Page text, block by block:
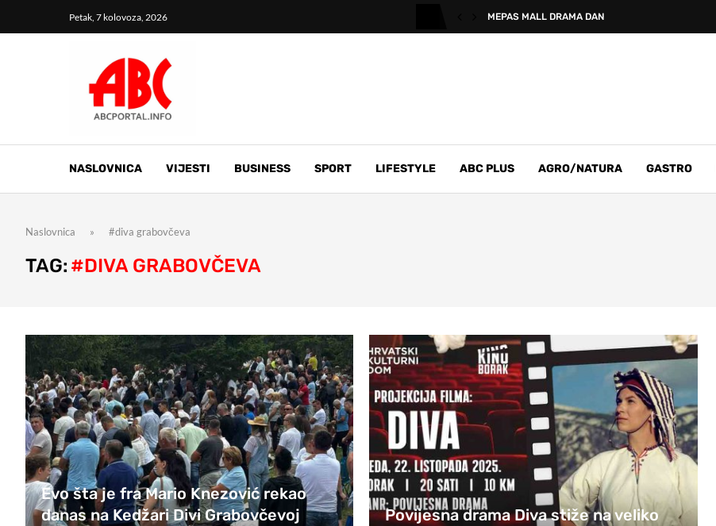
Petak, 7 kolovoza, 2026 MEPAS MALL DRAMA DAN
NASLOVNICA VIJESTI BUSINESS SPORT LIFESTYLE ABC PLUS AGRO/NATURA GASTRO
Naslovnica » #diva grabovčeva
TAG: #DIVA GRABOVČEVA
Evo šta je fra Mario Knezović rekao
danas na Kedžari Divi Grabovčevoj
Povijesna drama Diva stiže na veliko